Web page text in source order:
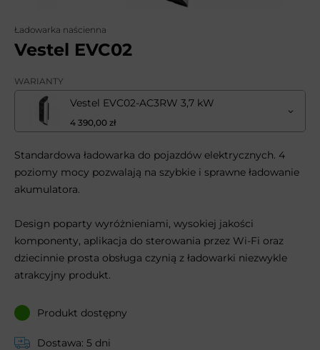
Ładowarka naścienna
Vestel EVC02
WARIANTY
Vestel EVC02-AC3RW 3,7 kW
4 390,00 zł
Standardowa ładowarka do pojazdów elektrycznych. 4
poziomy mocy pozwalają na szybkie i sprawne ładowanie
akumulatora.
Design poparty wyróżnieniami, wysokiej jakości
komponenty, aplikacja do sterowania przez Wi-Fi oraz
dziecinnie prosta obsługa czynią z ładowarki niezwykle
atrakcyjny produkt.
Produkt dostępny
Dostawa: 5 dni